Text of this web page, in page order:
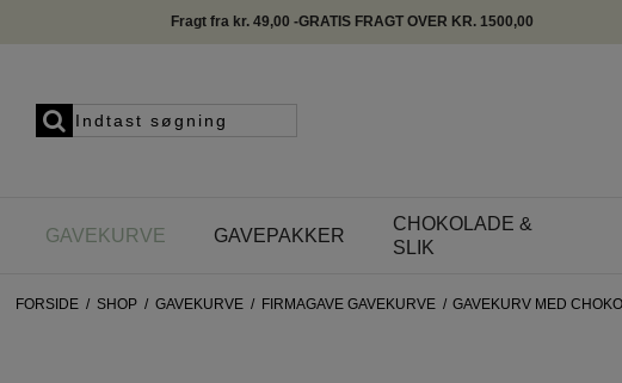
Fragt fra kr. 49,00 -GRATIS FRAGT OVER KR. 1500,00
GAVEKURVE GAVEPAKKER
CHOKOLADE &
SLIK
FORSIDE / SHOP / GAVEKURVE / FIRMAGAVE GAVEKURVE / GAVEKURV MED